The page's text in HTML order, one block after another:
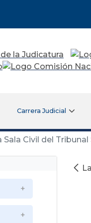
Carrera Judicial
Sala Civil del